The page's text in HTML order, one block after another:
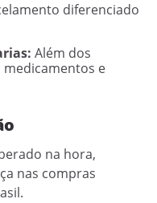
diferenciado
Além dos
e
na hora,
nas compras